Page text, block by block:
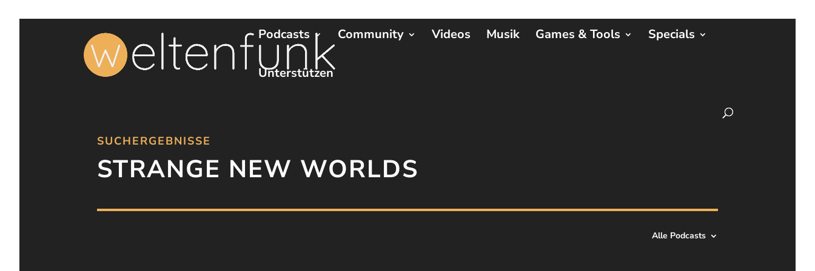
Podcasts Community Videos Musik Games & Tools Specials
Unterstützen
SUCHERGEBNISSE
STRANGE NEW WORLDS
Alle Podcasts